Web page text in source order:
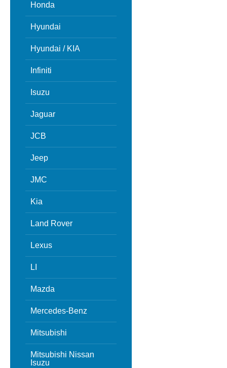
Honda
Hyundai
Hyundai / KIA
Infiniti
Isuzu
Jaguar
JCB
Jeep
JMC
Kia
Land Rover
Lexus
LI
Mazda
Mercedes-Benz
Mitsubishi
Mitsubishi Nissan
Isuzu